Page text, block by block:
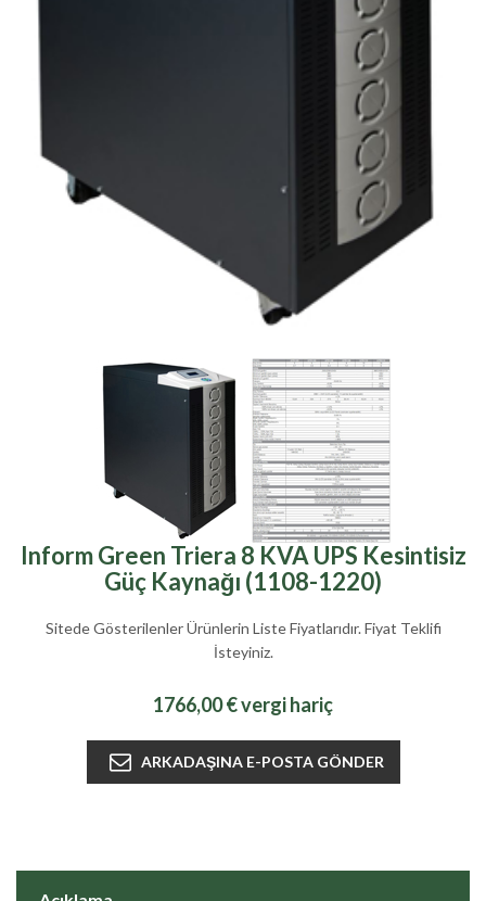
Inform Green Triera 8 KVA UPS Kesintisiz
Güç Kaynağı (1108-1220)
Sitede Gösterilenler Ürünlerin Liste Fiyatlarıdır. Fiyat Teklifi
İsteyiniz.
1766,00 € vergi hariç